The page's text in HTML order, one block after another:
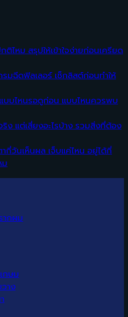
ไหม สรุปให้เข้าใจง่ายก่อนเครียด
มฉีดฟิลเลอร์ เช็กลิสต์ก่อนทำให้
บบไหนรอดูก่อน แบบไหนควรพบ
ริง แต่เสี่ยงอะไรบ้าง รวมสิ่งที่ต้อง
กี่วันเห็นผล เจ็บแค่ไหน อยู่ได้กี่
ม
ากผม
กษม
าง